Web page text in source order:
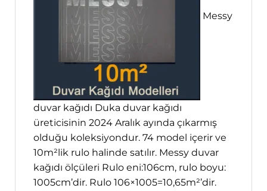
Messy
duvar kağıdı Duka duvar kağıdı
üreticisinin 2024 Aralık ayında çıkarmış
olduğu koleksiyondur. 74 model içerir ve
10m²lik rulo halinde satılır. Messy duvar
kağıdı ölçüleri Rulo eni:106cm, rulo boyu:
1005cm’dir. Rulo 106×1005=10,65m²’dir.